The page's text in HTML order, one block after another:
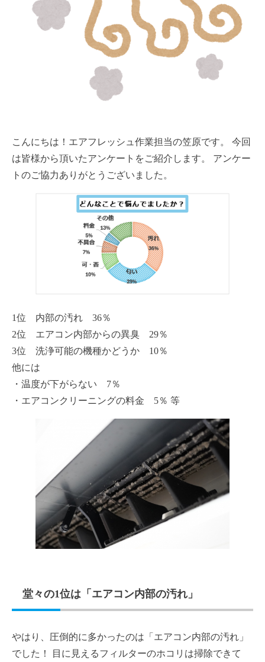
こんにちは！エアフレッシュ作業担当の笠原です。 今回
は皆様から頂いたアンケートをご紹介します。 アンケー
トのご協力ありがとうございました。
1位 内部の汚れ 36％
2位 エアコン内部からの異臭 29％
3位 洗浄可能の機種かどうか 10％
他には
・温度が下がらない 7％
・エアコンクリーニングの料金 5％ 等
堂々の1位は「エアコン内部の汚れ」
やはり、圧倒的に多かったのは「エアコン内部の汚れ」
でした！ 目に見えるフィルターのホコリは掃除できて